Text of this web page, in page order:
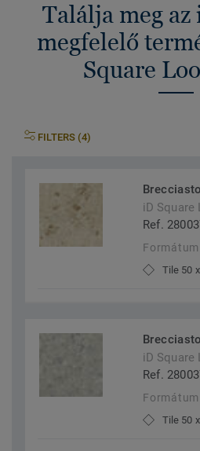
Találja meg
megfelelő
Square
FILTERS (4)
iD Square
Ref.
Formátum
Tile 50
iD Square
Ref.
Formátum
Tile 50